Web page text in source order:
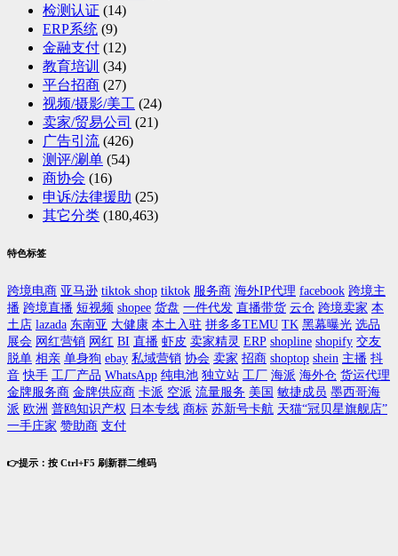
检测认证 (14)
ERP系统 (9)
金融支付 (12)
教育培训 (34)
平台招商 (27)
视频/摄影/美工 (24)
卖家/贸易公司 (21)
广告引流 (426)
测评/涮单 (54)
商协会 (16)
申诉/法律援助 (25)
其它分类 (180,463)
特色标签
跨境电商 亚马逊 tiktok shop tiktok 服务商 海外IP代理 facebook 跨境主
播 跨境直播 短视频 shopee 货盘 一件代发 直播带货 云仓 跨境卖家 本
土店 lazada 东南亚 大健康 本土入驻 拼多多TEMU TK 黑幕曝光 选品
展会 网红营销 网红 BI 直播 虾皮 卖家精灵 ERP shopline shopify 交友
脱单 相亲 单身狗 ebay 私域营销 协会 卖家 招商 shoptop shein 主播 抖
音 快手 工厂产品 WhatsApp 纯电池 独立站 工厂 海派 海外仓 货运代理
金牌服务商 金牌供应商 卡派 空派 流量服务 美国 敏捷成员 墨西哥海
派 欧洲 普鸥知识产权 日本专线 商标 苏新号卡航 天猫“冠贝星旗舰店”
一手庄家 赞助商 支付
👉提示：按 Ctrl+F5 刷新群二维码